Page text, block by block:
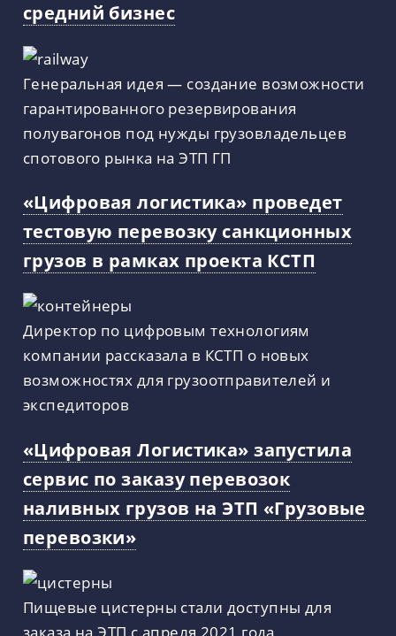
средний бизнес
Генеральная идея — создание возможности
гарантированного резервирования
полувагонов под нужды грузовладельцев
спотового рынка на ЭТП ГП
«Цифровая логистика» проведет
тестовую перевозку санкционных
грузов в рамках проекта КСТП
Директор по цифровым технологиям
компании рассказала в КСТП о новых
возможностях для грузоотправителей и
экспедиторов
«Цифровая Логистика» запустила
сервис по заказу перевозок
наливных грузов на ЭТП «Грузовые
перевозки»
Пищевые цистерны стали доступны для
заказа на ЭТП с апреля 2021 года